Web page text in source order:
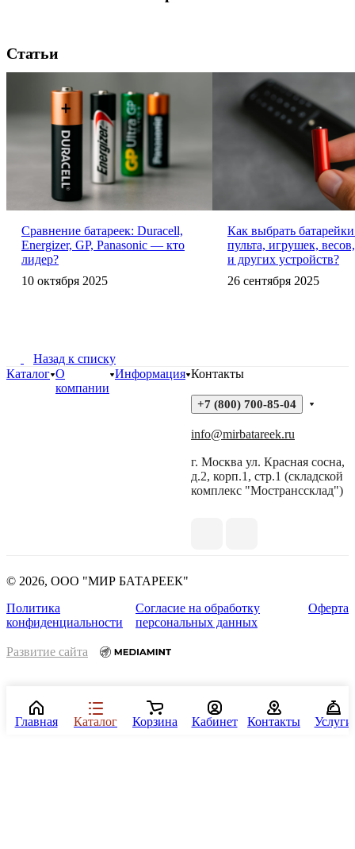
Статьи
Сравнение батареек: Duracell,
Energizer, GP, Panasonic — кто
лидер?
10 октября 2025
Как выбрать
пульта, игрушек,
и других устройств?
26 сентября 2025
Назад к списку
Каталог О
компании
Информация Контакты
+7 (800) 700-85-04
info@mirbatareek.ru
г. Москва ул. Красная сосна,
д.2, корп.1, стр.1 (складской
комплекс "Мостранссклад")
© 2026, ООО "МИР БАТАРЕЕК"
Политика
конфиденциальности
Согласие на обработку
персональных данных
Оферта
Развитие сайта
Главная Каталог Корзина Кабинет Контакты Услуги